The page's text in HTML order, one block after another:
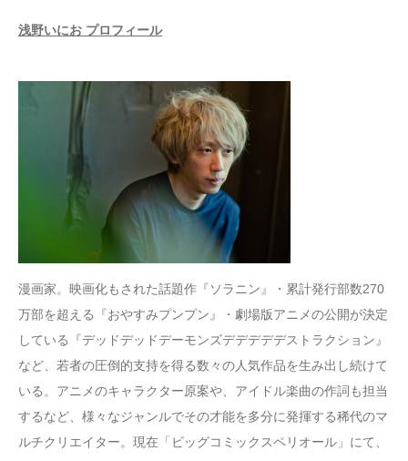
浅野いにお プロフィール
漫画家。映画化もされた話題作『ソラニン』・累計発行部数270
万部を超える『おやすみプンプン』・劇場版アニメの公開が決定
している『デッドデッドデーモンズデデデデデストラクション』
など、若者の圧倒的支持を得る数々の人気作品を生み出し続けて
いる。アニメのキャラクター原案や、アイドル楽曲の作詞も担当
するなど、様々なジャンルでその才能を多分に発揮する稀代のマ
ルチクリエイター。現在「ビッグコミックスペリオール」にて、